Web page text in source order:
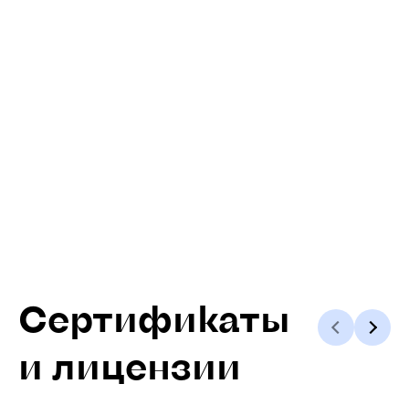
Сертификаты
и лицензии